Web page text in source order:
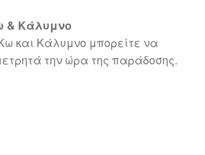
& Κάλυμνο
και Κάλυμνο μπορείτε να
την ώρα της παράδοσης.